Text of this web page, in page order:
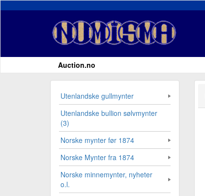
Auction.no
Utenlandske gullmynter
Utenlandske bullion sølvmynter
(3)
Norske mynter før 1874
Norske Mynter fra 1874
Norske minnemynter, nyheter
o.l.